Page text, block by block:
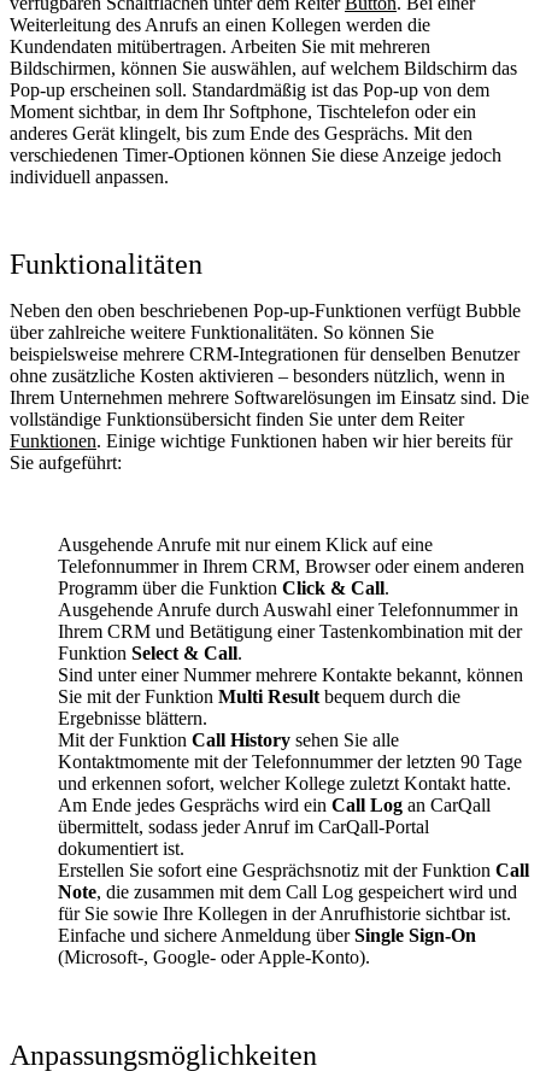
Weiterleitung des Anrufs an einen Kollegen werden die
Kundendaten mitübertragen. Arbeiten Sie mit mehreren
Bildschirmen, können Sie auswählen, auf welchem Bildschirm das
Pop-up erscheinen soll. Standardmäßig ist das Pop-up von dem
Moment sichtbar, in dem Ihr Softphone, Tischtelefon oder ein
anderes Gerät klingelt, bis zum Ende des Gesprächs. Mit den
verschiedenen Timer-Optionen können Sie diese Anzeige jedoch
individuell anpassen.
Funktionalitäten
Neben den oben beschriebenen Pop-up-Funktionen verfügt Bubble
über zahlreiche weitere Funktionalitäten. So können Sie
beispielsweise mehrere CRM-Integrationen für denselben Benutzer
ohne zusätzliche Kosten aktivieren – besonders nützlich, wenn in
Ihrem Unternehmen mehrere Softwarelösungen im Einsatz sind. Die
vollständige Funktionsübersicht finden Sie unter dem Reiter
Funktionen. Einige wichtige Funktionen haben wir hier bereits für
Sie aufgeführt:
Ausgehende Anrufe mit nur einem Klick auf eine
Telefonnummer in Ihrem CRM, Browser oder einem anderen
Programm über die Funktion Click & Call.
Ausgehende Anrufe durch Auswahl einer Telefonnummer in
Ihrem CRM und Betätigung einer Tastenkombination mit der
Funktion Select & Call.
Sind unter einer Nummer mehrere Kontakte bekannt, können
Sie mit der Funktion Multi Result bequem durch die
Ergebnisse blättern.
Mit der Funktion Call History sehen Sie alle
Kontaktmomente mit der Telefonnummer der letzten 90 Tage
und erkennen sofort, welcher Kollege zuletzt Kontakt hatte.
Am Ende jedes Gesprächs wird ein Call Log an CarQall
übermittelt, sodass jeder Anruf im CarQall-Portal
dokumentiert ist.
Erstellen Sie sofort eine Gesprächsnotiz mit der Funktion Call
Note, die zusammen mit dem Call Log gespeichert wird und
für Sie sowie Ihre Kollegen in der Anrufhistorie sichtbar ist.
Einfache und sichere Anmeldung überSingle Sign-On
(Microsoft-, Google- oder Apple-Konto).
Anpassungsmöglichkeiten